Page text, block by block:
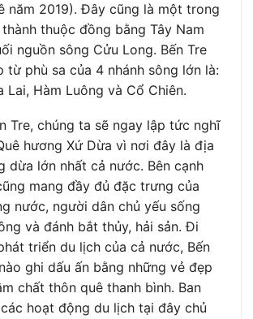
năm 2019). Đây cũng là một trong
thuộc đồng bằng Tây Nam
nguồn sông Cửu Long. Bến Tre
từ phù sa của 4 nhánh sông lớn là:
Lai, Hàm Luông và Cổ Chiên.
Tre, chúng ta sẽ ngay lập tức nghĩ
hương Xứ Dừa vì nơi đây là địa
dừa lớn nhất cả nước. Bên cạnh
mang đầy đủ đặc trưng của
nước, người dân chủ yếu sống
và đánh bắt thủy, hải sản. Đi
triển du lịch của cả nước, Bến
ghi dấu ấn bằng những vẻ đẹp
chất thôn quê thanh bình. Ban
hoạt động du lịch tại đây chủ